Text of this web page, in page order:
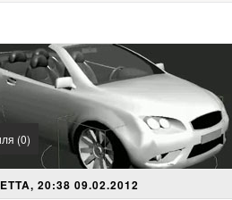
(0)
20:38 09.02.2012